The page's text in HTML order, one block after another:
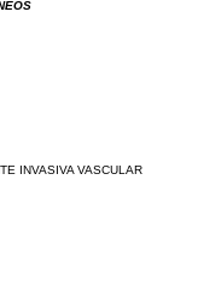
INVASIVA VASCULAR